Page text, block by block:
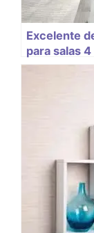
Excelente
para salas